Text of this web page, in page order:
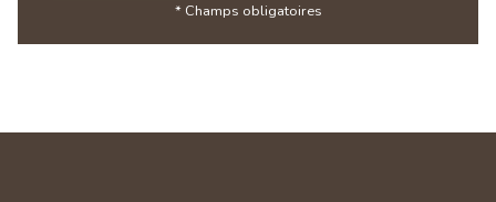
* Champs obligatoires